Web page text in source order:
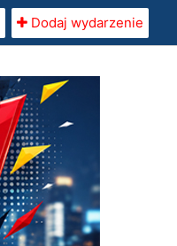
Dodaj wydarzenie